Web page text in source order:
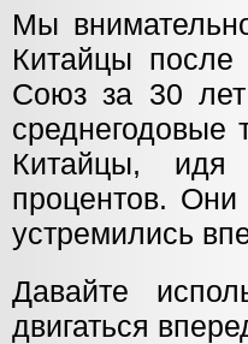
Мы
Китайцы после
Союз за 30 лет
среднегодовые
Китайцы,
процентов.
устремились
Давайте
двигаться